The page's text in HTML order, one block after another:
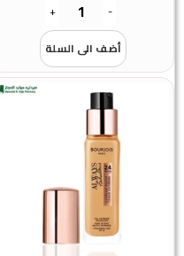
-
+
أضف الى السلة